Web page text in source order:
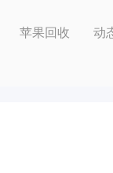
苹果回收 动